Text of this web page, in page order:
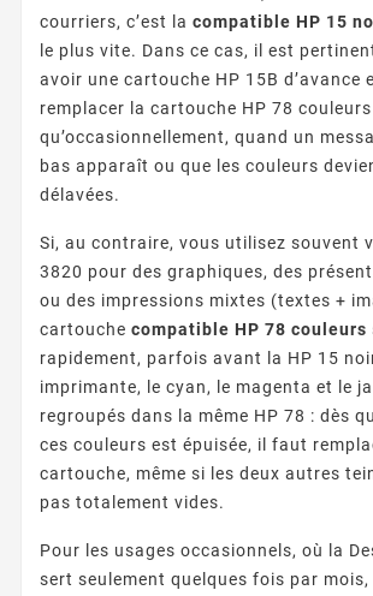
courriers, c’est la compatible HP 15
le plus vite. Dans ce cas, il est
avoir une cartouche HP 15B d’avance
remplacer la cartouche HP 78 couleurs
qu’occasionnellement, quand un
bas apparaît ou que les couleurs
délavées.
Si, au contraire, vous utilisez souvent
3820 pour des graphiques, des
ou des impressions mixtes (textes +
cartouche compatible HP 78 couleurs
rapidement, parfois avant la HP 15
imprimante, le cyan, le magenta et le
regroupés dans la même HP 78 : dès
ces couleurs est épuisée, il faut
cartouche, même si les deux autres
pas totalement vides.
Pour les usages occasionnels, où la
sert seulement quelques fois par mois,